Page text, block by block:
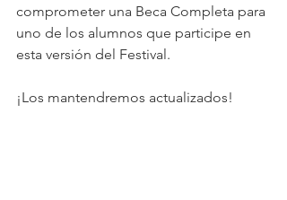
comprometer una Beca Completa para
uno de los alumnos que participe en
esta versión del Festival.
¡Los mantendremos actualizados!